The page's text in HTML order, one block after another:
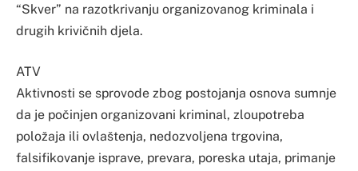
“Skver” na razotkrivanju organizovanog kriminala i
drugih krivičnih djela.
ATV
Aktivnosti se sprovode zbog postojanja osnova sumnje
da je počinjen organizovani kriminal, zloupotreba
položaja ili ovlaštenja, nedozvoljena trgovina,
falsifikovanje isprave, prevara, poreska utaja, primanje